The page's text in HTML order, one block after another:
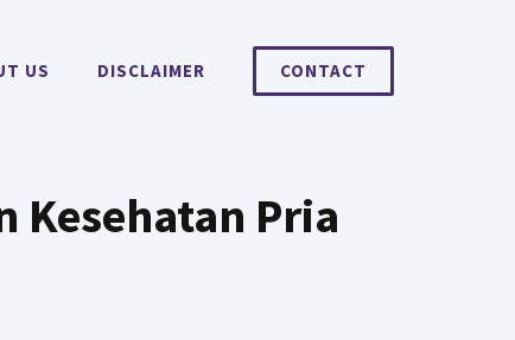
US DISCLAIMER CONTACT
Kesehatan Pria